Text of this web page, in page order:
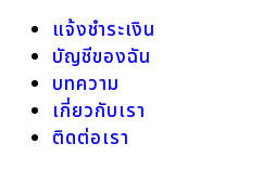
แจ้งชำระเงิน
บัญชีของฉัน
บทความ
เกี่ยวกับเรา
ติดต่อเรา